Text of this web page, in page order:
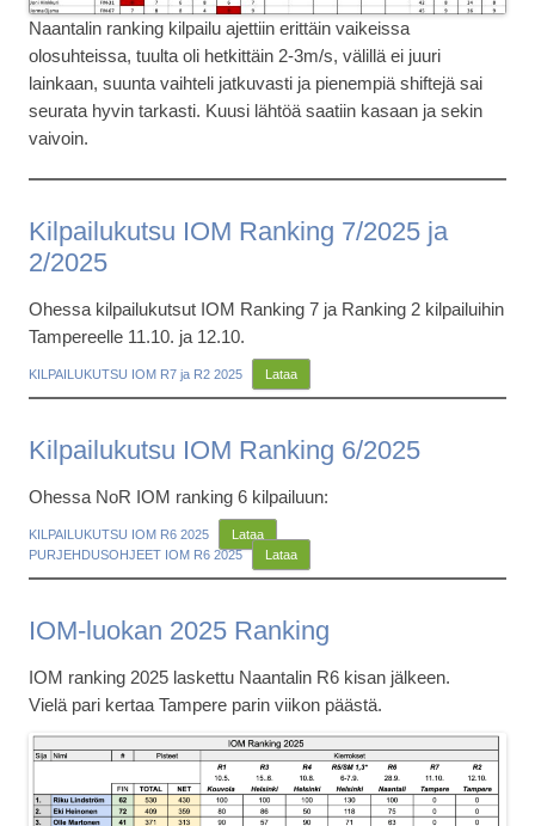
Naantalin ranking kilpailu ajettiin erittäin vaikeissa
olosuhteissa, tuulta oli hetkittäin 2-3m/s, välillä ei juuri
lainkaan, suunta vaihteli jatkuvasti ja pienempiä shiftejä sai
seurata hyvin tarkasti. Kuusi lähtöä saatiin kasaan ja sekin
vaivoin.
Kilpailukutsu IOM Ranking 7/2025 ja
2/2025
Ohessa kilpailukutsut IOM Ranking 7 ja Ranking 2 kilpailuihin
Tampereelle 11.10. ja 12.10.
KILPAILUKUTSU IOM R7 ja R2 2025 Lataa
Kilpailukutsu IOM Ranking 6/2025
Ohessa NoR IOM ranking 6 kilpailuun:
KILPAILUKUTSU IOM R6 2025
Lataa
PURJEHDUSOHJEET IOM R6 2025
Lataa
IOM-luokan 2025 Ranking
IOM ranking 2025 laskettu Naantalin R6 kisan jälkeen.
Vielä pari kertaa Tampere parin viikon päästä.